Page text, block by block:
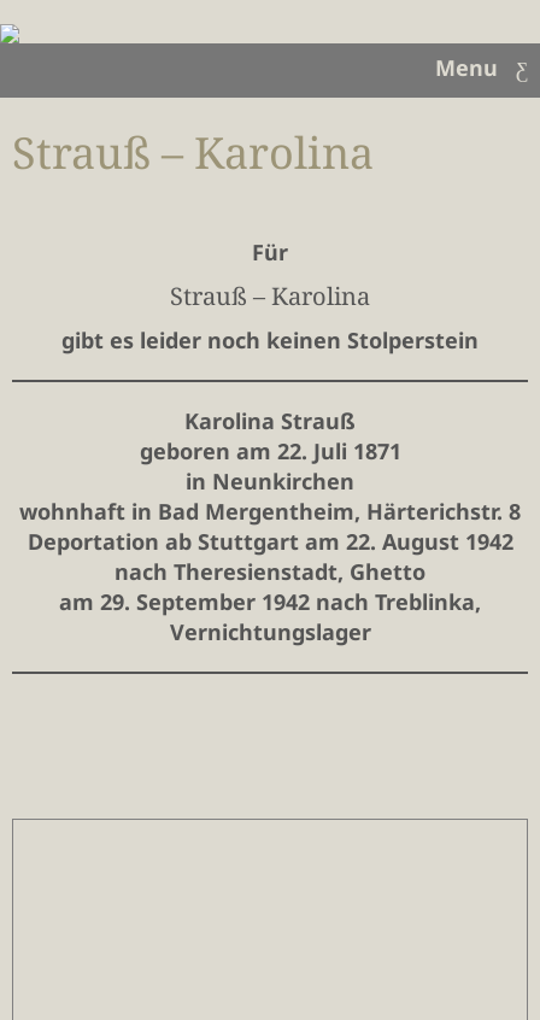
Menu
Strauß – Karolina
Für
Strauß – Karolina
gibt es leider noch keinen Stolperstein
Karolina Strauß
geboren am 22. Juli 1871
in Neunkirchen
wohnhaft in Bad Mergentheim, Härterichstr. 8
Deportation ab Stuttgart am 22. August 1942
nach Theresienstadt, Ghetto
am 29. September 1942 nach Treblinka,
Vernichtungslager